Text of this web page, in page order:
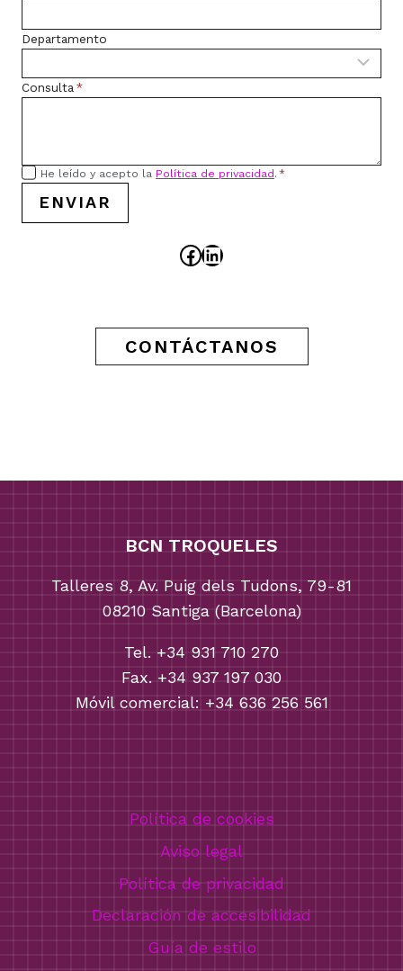
Departamento
Consulta*
He leído y acepto la Política de privacidad. *
ENVIAR
Facebook
LinkedIn
CONTÁCTANOS
BCN TROQUELES
Talleres 8, Av. Puig dels Tudons, 79-81
08210 Santiga (Barcelona)
Tel. +34 931 710 270
Fax. +34 937 197 030
Móvil comercial: +34 636 256 561
Política de cookies
Aviso legal
Política de privacidad
Declaración de accesibilidad
Guía de estilo